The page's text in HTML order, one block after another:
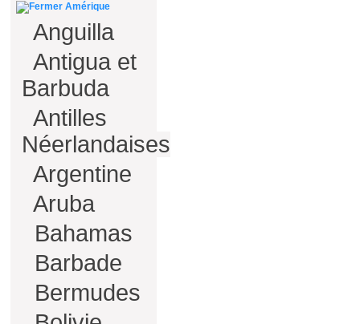
Amérique
Anguilla
Antigua et
Barbuda
Antilles
Néerlandaises
Argentine
Aruba
Bahamas
Barbade
Bermudes